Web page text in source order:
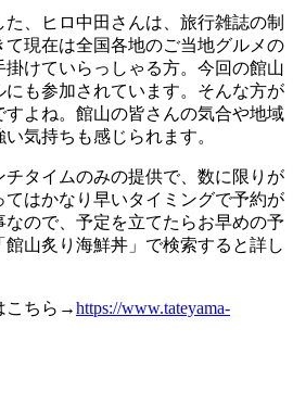
、ヒロ中田さんは、旅行雑誌の制
現在は全国各地のご当地グルメの
けていらっしゃる方。今回の館山
も参加されています。そんな方が
よね。館山の皆さんの気合や地域
気持ちも感じられます。
タイムのみの提供で、数に限りが
はかなり早いタイミングで予約が
ので、予定を立てたらお早めの予
山炙り海鮮丼」で検索すると詳し
こちら→https://www.tateyama-